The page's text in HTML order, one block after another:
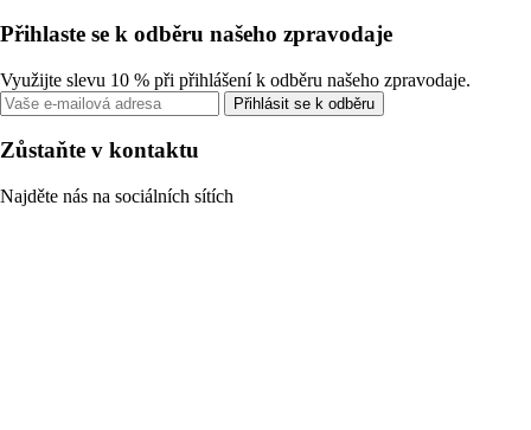
Přihlaste se k odběru našeho zpravodaje
Využijte slevu 10 % při přihlášení k odběru našeho zpravodaje.
Přihlásit se k odběru
Zůstaňte v kontaktu
Najděte nás na sociálních sítích